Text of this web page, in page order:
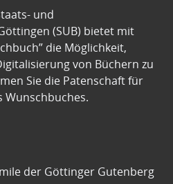
und
(SUB) bietet mit
die Möglichkeit,
von Büchern zu
Sie die Patenschaft für
Wunschbuches.
der Göttinger Gutenberg